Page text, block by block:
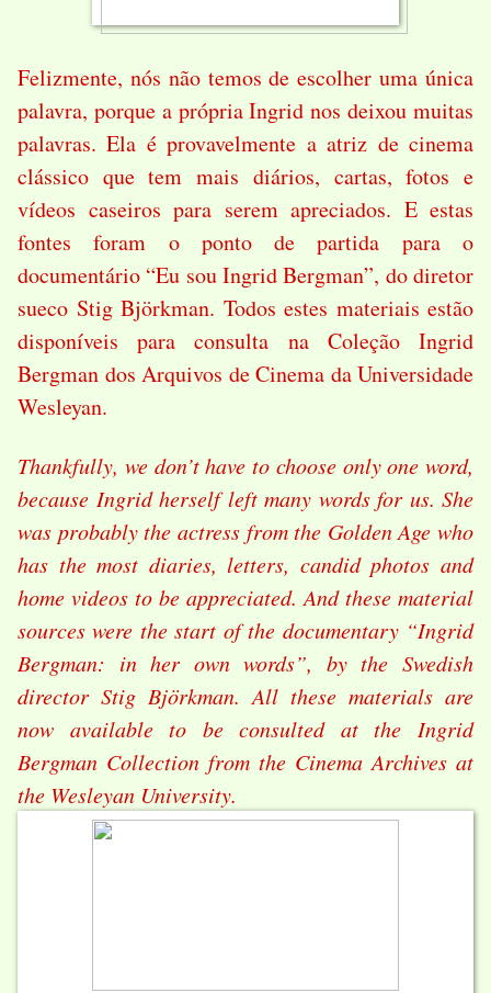
Felizmente, nós não temos de escolher uma única
palavra, porque a própria Ingrid nos deixou muitas
palavras. Ela é provavelmente a atriz de cinema
clássico que tem mais diários, cartas, fotos e
vídeos caseiros para serem apreciados. E estas
fontes foram o ponto de partida para o
documentário “Eu sou Ingrid Bergman”, do diretor
sueco Stig Björkman. Todos estes materiais estão
disponíveis para consulta na Coleção Ingrid
Bergman dos Arquivos de Cinema da Universidade
Wesleyan.
Thankfully, we don’t have to choose only one word,
because Ingrid herself left many words for us. She
was probably the actress from the Golden Age who
has the most diaries, letters, candid photos and
home videos to be appreciated. And these material
sources were the start of the documentary “Ingrid
Bergman: in her own words”, by the Swedish
director Stig Björkman. All these materials are
now available to be consulted at the Ingrid
Bergman Collection from the Cinema Archives at
the Wesleyan University.